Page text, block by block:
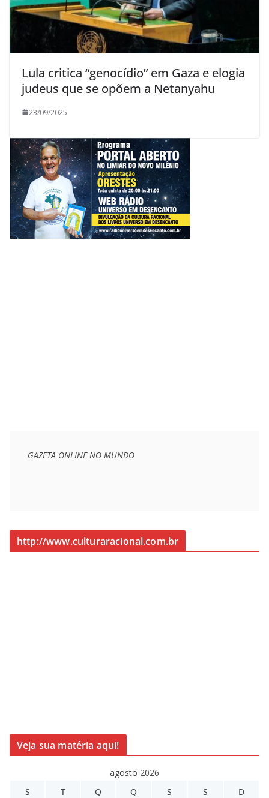
Lula critica “genocídio” em Gaza e elogia
judeus que se opõem a Netanyahu
23/09/2025
GAZETA ONLINE NO MUNDO
http://www.culturaracional.com.br
Veja sua matéria aqui!
agosto 2026
S
T Q Q S S D